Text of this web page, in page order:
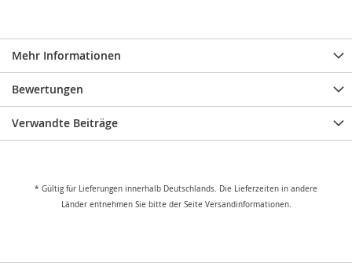
Mehr Informationen
Bewertungen
Verwandte Beiträge
* Gültig für Lieferungen innerhalb Deutschlands. Die Lieferzeiten in andere
Länder entnehmen Sie bitte der Seite Versandinformationen.